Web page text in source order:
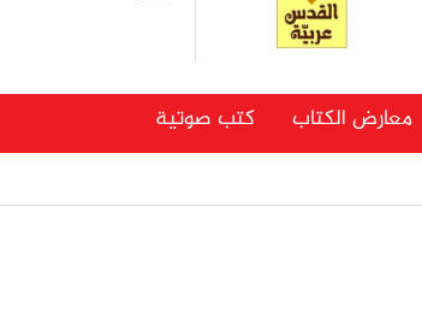
معارض الكتاب كتب صوتية